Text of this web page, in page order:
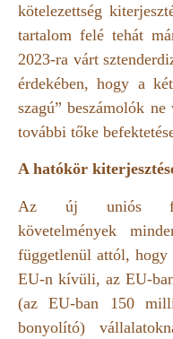
kötelezettség
tartalom felé tehát
2023-ra várt
érdekében, hogy a
szagú” beszámolók
további tőke
A hatókör
Az új uniós
követelmények
függetlenül attól,
EU-n kívüli, az EU-
(az EU-ban 150
bonyolító)